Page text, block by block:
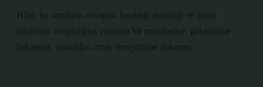
Hilal, bu soruların cevapsız bıraktığı derinliği ve insan
bilincinin zenginliğini yansıtan bir metafordur; gökyüzüne
bakarken, insanlığın ortak deneyimine dokunur.